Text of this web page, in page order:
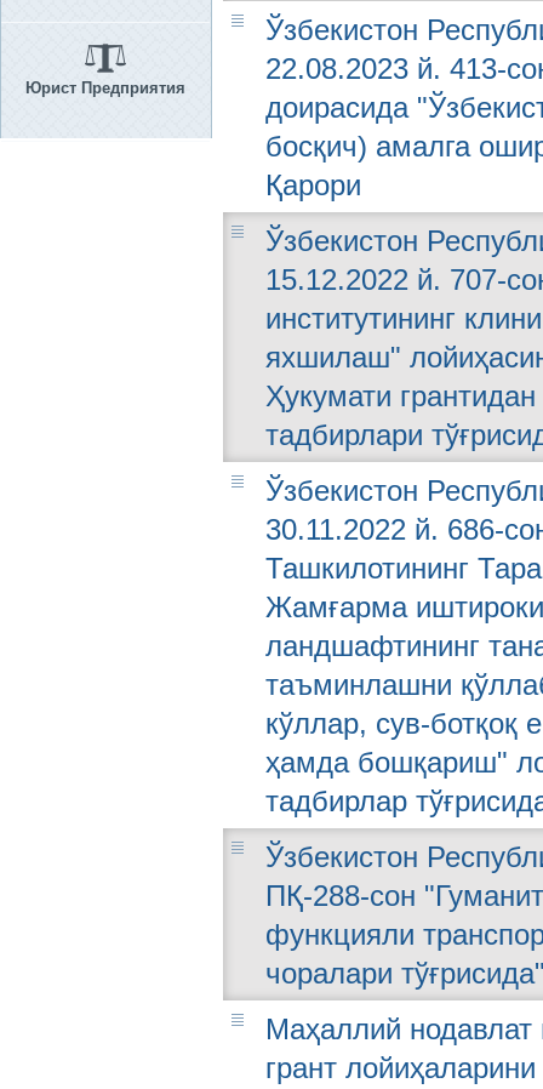
Юрист Предприятия
Ўзбекистон
22.08.2023 й. 413-
доирасида
босқич) амалга
Қарори
Ўзбекистон
15.12.2022 й. 707-
институтининг
яхшилаш"
Ҳукумати
тадбирлари
Ўзбекистон
30.11.2022 й. 686-
Ташкилотининг
Жамғарма
ландшафтининг
таъминлашни
кўллар, сув-ботқоқ
ҳамда бошқариш"
тадбирлар
Ўзбекистон
ПҚ-288-сон
функцияли
чоралари
Маҳаллий нодавлат
грант